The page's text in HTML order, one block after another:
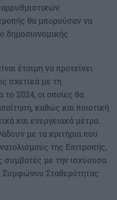
θα μπορούσαν να
έτοιμη να προτείνει
σχετικά με τη
το 2024, οι οποίες θα
καθώς και ποιοτική
και ενεργειακά μέτρα.
με τα κριτήρια που
της Επιτροπής,
με την ισχύουσα
Συμφώνου Σταθερότητας